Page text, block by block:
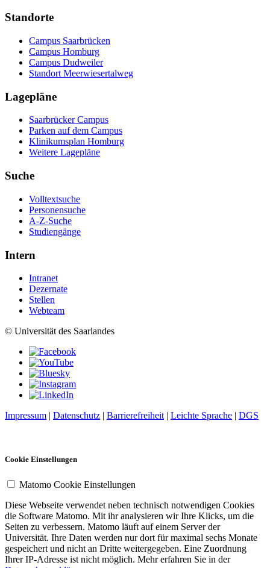
Standorte
Campus Saarbrücken
Campus Homburg
Campus Dudweiler
Standort Meerwiesertalweg
Lagepläne
Saarbrücker Campus
Parken auf dem Campus
Klinikumsplan Homburg
Weitere Lagepläne
Suche
Volltextsuche
Personensuche
A-Z-Suche
Studiengänge
Intern
Intranet
Dezernate
Stellen
Webteam
© Universität des Saarlandes
Impressum | Datenschutz | Barrierefreiheit | Leichte Sprache | DGS
Cookie Einstellungen
Matomo Cookie Einstellungen
Diese Webseite verwendet neben technisch notwendigen Cookies
die Software Matomo. Mit ihr analysieren wir Ihre Klicks, um die
Seiten zu verbessern. Matomo läuft auf einem Server der
Universität. Ihre Daten werden nur dort für maximal sechs Monate
gespeichert und nicht an Dritte weitergegeben. Eine Zuordnung
Ihrer IP-Adresse ist nicht möglich. Mehr erfahren Sie in der